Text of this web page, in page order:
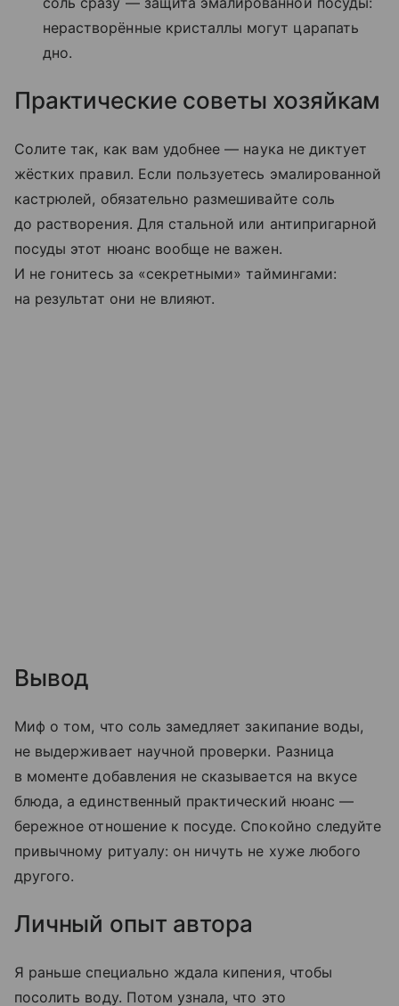
нерастворённые кристаллы могут царапать
дно.
Практические советы хозяйкам
Солите так, как вам удобнее — наука не диктует
жёстких правил. Если пользуетесь эмалированной
кастрюлей, обязательно размешивайте соль
до растворения. Для стальной или антипригарной
посуды этот нюанс вообще не важен.
И не гонитесь за «секретными» таймингами:
на результат они не влияют.
Вывод
Миф о том, что соль замедляет закипание воды,
не выдерживает научной проверки. Разница
в моменте добавления не сказывается на вкусе
блюда, а единственный практический нюанс —
бережное отношение к посуде. Спокойно следуйте
привычному ритуалу: он ничуть не хуже любого
другого.
Личный опыт автора
Я раньше специально ждала кипения, чтобы
посолить воду. Потом узнала, что это